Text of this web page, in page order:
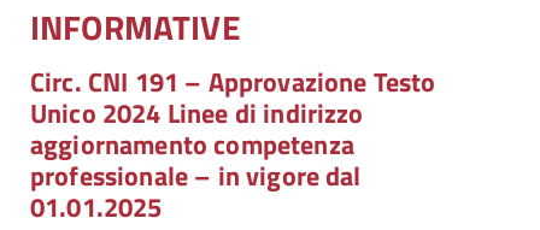
INFORMATIVE
Circ. CNI 191 – Approvazione Testo
Unico 2024 Linee di indirizzo
aggiornamento competenza
professionale – in vigore dal
01.01.2025